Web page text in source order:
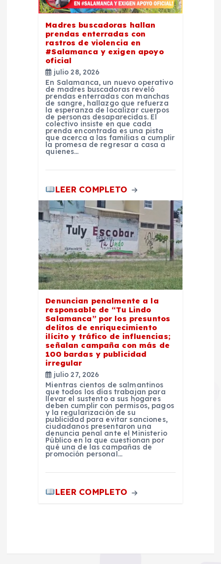
Madres buscadoras hallan
prendas enterradas con
rastros de violencia en
#Salamanca y exigen apoyo
oficial
julio 28, 2026
En Salamanca, un nuevo operativo
de madres buscadoras reveló
prendas enterradas con manchas
de sangre, hallazgo que refuerza
la esperanza de localizar cuerpos
de personas desaparecidas. El
colectivo insiste en que cada
prenda encontrada es una pista
que acerca a las familias a cumplir
la promesa de regresar a casa a
quienes…
LEER COMPLETO
Denuncian penalmente a la
responsable de “Tu Lindo
Salamanca” por los presuntos
delitos de enriquecimiento
ilícito y tráfico de influencias;
señalan campaña con más de
100 bardas y publicidad
irregular
julio 27, 2026
Mientras cientos de salmantinos
que todos los días trabajan para
llevar el sustento a sus hogares
deben cumplir con permisos, pagos
y la regularización de su
publicidad para evitar sanciones,
ciudadanos presentaron una
denuncia penal ante el Ministerio
Público en la que cuestionan por
qué una de las campañas de
promoción personal…
LEER COMPLETO